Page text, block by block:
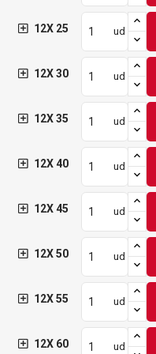
12X 25 ud
12X 30 ud
12X 35 ud
12X 40 ud
12X 45 ud
12X 50 ud
12X 55 ud
12X 60 ud